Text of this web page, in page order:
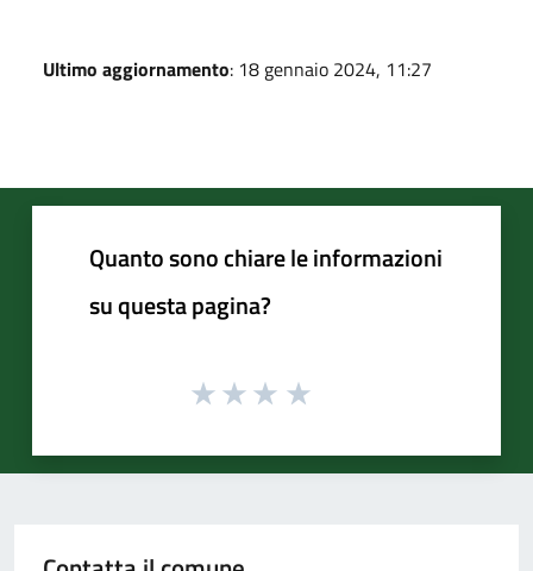
Ultimo aggiornamento: 18 gennaio 2024, 11:27
Quanto sono chiare le informazioni
su questa pagina?